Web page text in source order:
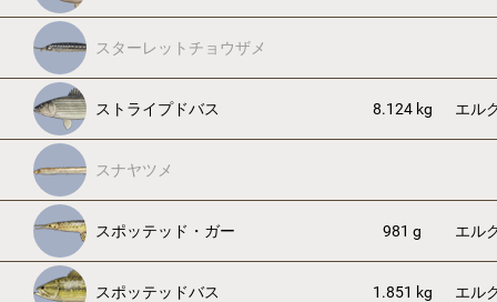
スターレットチョウザメ
ストライプドバス 8.124 kg エル
スナヤツメ
スポッテッド・ガー 981 g エル
スポッテッドバス 1.851 kg エル